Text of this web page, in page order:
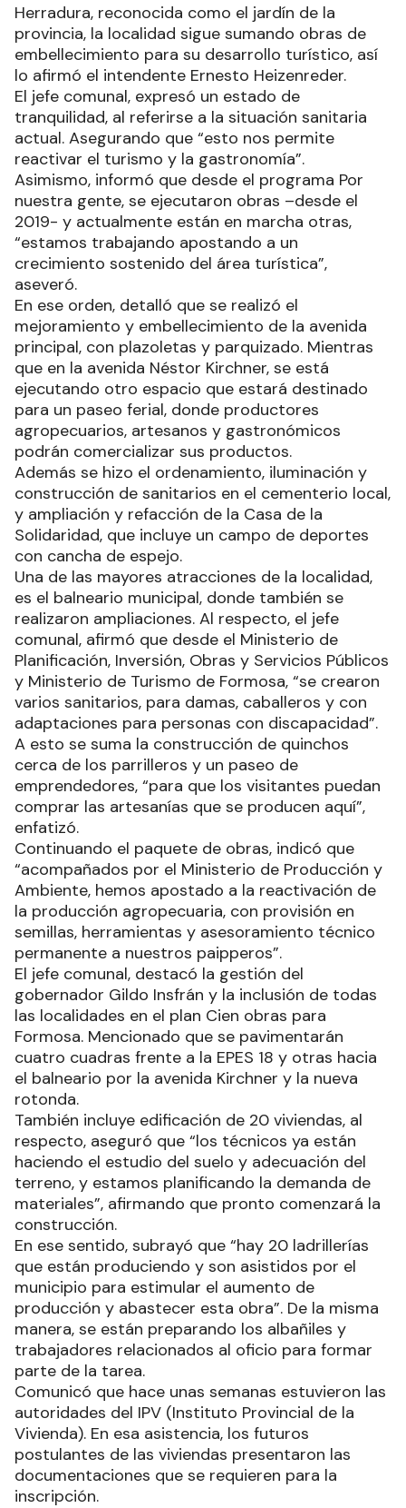
Herradura, reconocida como el jardín de la
provincia, la localidad sigue sumando obras de
embellecimiento para su desarrollo turístico, así
lo afirmó el intendente Ernesto Heizenreder.
El jefe comunal, expresó un estado de
tranquilidad, al referirse a la situación sanitaria
actual. Asegurando que “esto nos permite
reactivar el turismo y la gastronomía”.
Asimismo, informó que desde el programa Por
nuestra gente, se ejecutaron obras –desde el
2019- y actualmente están en marcha otras,
“estamos trabajando apostando a un
crecimiento sostenido del área turística”,
aseveró.
En ese orden, detalló que se realizó el
mejoramiento y embellecimiento de la avenida
principal, con plazoletas y parquizado. Mientras
que en la avenida Néstor Kirchner, se está
ejecutando otro espacio que estará destinado
para un paseo ferial, donde productores
agropecuarios, artesanos y gastronómicos
podrán comercializar sus productos.
Además se hizo el ordenamiento, iluminación y
construcción de sanitarios en el cementerio local,
y ampliación y refacción de la Casa de la
Solidaridad, que incluye un campo de deportes
con cancha de espejo.
Una de las mayores atracciones de la localidad,
es el balneario municipal, donde también se
realizaron ampliaciones. Al respecto, el jefe
comunal, afirmó que desde el Ministerio de
Planificación, Inversión, Obras y Servicios Públicos
y Ministerio de Turismo de Formosa, “se crearon
varios sanitarios, para damas, caballeros y con
adaptaciones para personas con discapacidad”.
A esto se suma la construcción de quinchos
cerca de los parrilleros y un paseo de
emprendedores, “para que los visitantes puedan
comprar las artesanías que se producen aquí”,
enfatizó.
Continuando el paquete de obras, indicó que
“acompañados por el Ministerio de Producción y
Ambiente, hemos apostado a la reactivación de
la producción agropecuaria, con provisión en
semillas, herramientas y asesoramiento técnico
permanente a nuestros paipperos”.
El jefe comunal, destacó la gestión del
gobernador Gildo Insfrán y la inclusión de todas
las localidades en el plan Cien obras para
Formosa. Mencionado que se pavimentarán
cuatro cuadras frente a la EPES 18 y otras hacia
el balneario por la avenida Kirchner y la nueva
rotonda.
También incluye edificación de 20 viviendas, al
respecto, aseguró que “los técnicos ya están
haciendo el estudio del suelo y adecuación del
terreno, y estamos planificando la demanda de
materiales”, afirmando que pronto comenzará la
construcción.
En ese sentido, subrayó que “hay 20 ladrillerías
que están produciendo y son asistidos por el
municipio para estimular el aumento de
producción y abastecer esta obra”. De la misma
manera, se están preparando los albañiles y
trabajadores relacionados al oficio para formar
parte de la tarea.
Comunicó que hace unas semanas estuvieron las
autoridades del IPV (Instituto Provincial de la
Vivienda). En esa asistencia, los futuros
postulantes de las viviendas presentaron las
documentaciones que se requieren para la
inscripción.